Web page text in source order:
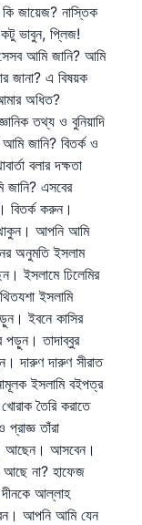
কি জায়েজ? নাস্তিক
ভাবুন, প্লিজ!
আমি জানি? আমি
জানা? এ বিষয়ক
অধিত?
তথ্য ও বুনিয়াদি
জানি? বিতর্ক ও
বলার দক্ষতা
এসবের
বিতর্ক করুন।
আপনি আমি
অনুমতি ইসলাম
ইসলামে ঢিলেমির
ইসলামি
ইবনে কাসির
তাদাব্বুর
দারুণ দারুণ সীরাত
ইসলামি বইপত্র
তৈরি করাতে
তাঁরা
আছেন। আসবেন।
আছে না? হাফেজ
আল্লাহ
আপনি আমি যেন